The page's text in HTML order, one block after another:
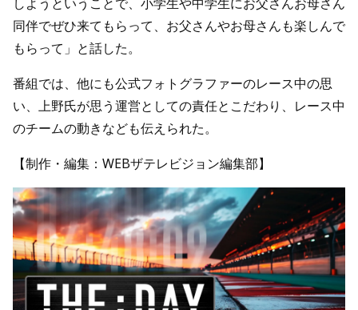
同伴でぜひ来てもらって、お父さんやお母さんも楽しんで
もらって」と話した。
番組では、他にも公式フォトグラファーのレース中の思
い、上野氏が思う運営としての責任とこだわり、レース中
のチームの動きなども伝えられた。
【制作・編集：WEBザテレビジョン編集部】